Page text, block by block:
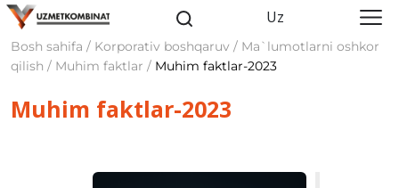
Uz
Bosh sahifa / Korporativ boshqaruv / Ma`lumotlarni oshkor
qilish / Muhim faktlar / Muhim faktlar-2023
Muhim faktlar-2023